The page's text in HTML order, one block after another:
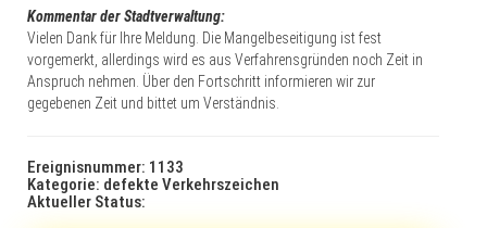
Kommentar der Stadtverwaltung:
Vielen Dank für Ihre Meldung. Die Mangelbeseitigung ist fest
vorgemerkt, allerdings wird es aus Verfahrensgründen noch Zeit in
Anspruch nehmen. Über den Fortschritt informieren wir zur
gegebenen Zeit und bittet um Verständnis.
Ereignisnummer: 1133
Kategorie: defekte Verkehrszeichen
Aktueller Status: